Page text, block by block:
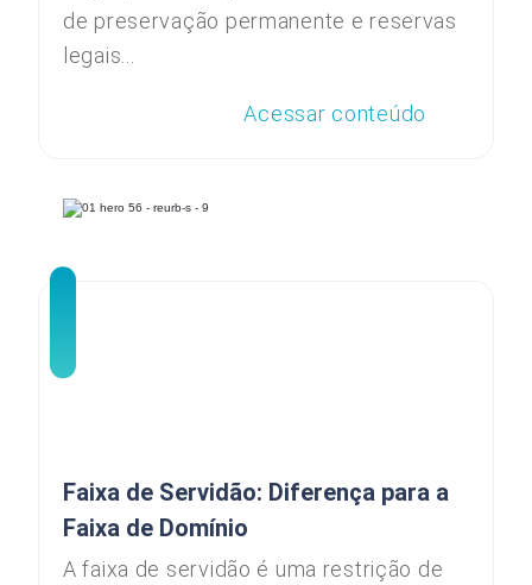
de preservação permanente e reservas
legais...
Acessar conteúdo
Faixa de Servidão: Diferença para a
Faixa de Domínio
A faixa de servidão é uma restrição de